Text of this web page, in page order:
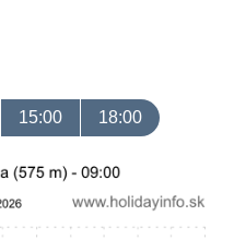
15:00 18:00